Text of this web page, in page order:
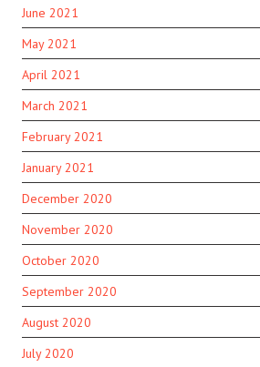
June 2021
May 2021
April 2021
March 2021
February 2021
January 2021
December 2020
November 2020
October 2020
September 2020
August 2020
July 2020